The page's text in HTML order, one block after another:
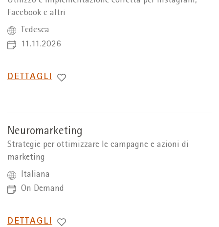
Facebook e altri
Tedesca
11.11.2026
PASSA
DETTAGLI
Neuromarketing
Strategie per ottimizzare le campagne e azioni di
marketing
Italiana
On Demand
PASSA
DETTAGLI